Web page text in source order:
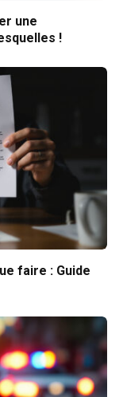
une
!
faire : Guide